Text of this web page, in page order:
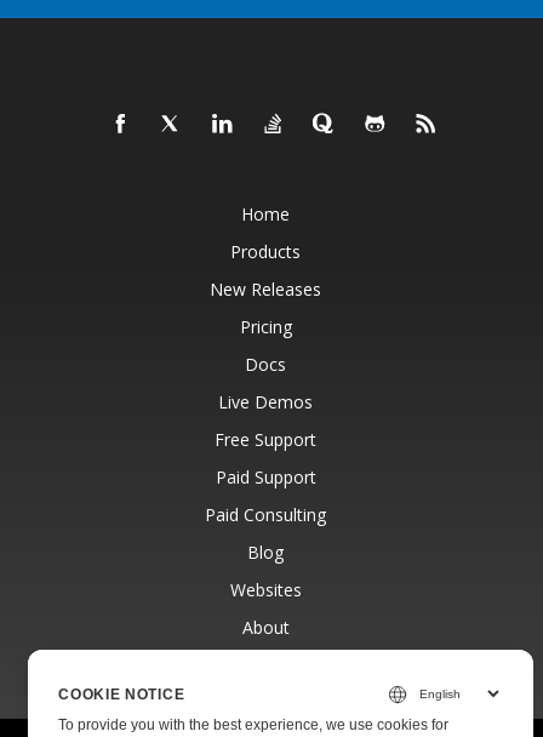
Home
Products
New Releases
Pricing
Docs
Live Demos
Free Support
Paid Support
Paid Consulting
Blog
Websites
About
COOKIE NOTICE
To provide you with the best experience, we use cookies for